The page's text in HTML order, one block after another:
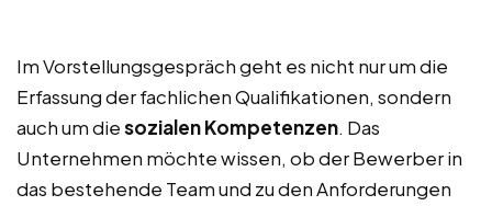
Im Vorstellungsgespräch geht es nicht nur um die
Erfassung der fachlichen Qualifikationen, sondern
auch um diesozialen Kompetenzen. Das
Unternehmen möchte wissen, ob der Bewerber in
das bestehende Team und zu den Anforderungen